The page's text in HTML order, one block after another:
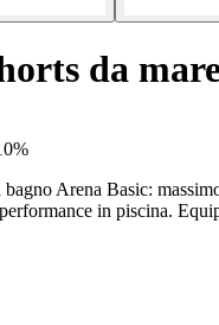
da
Arena Basic:
in piscina.